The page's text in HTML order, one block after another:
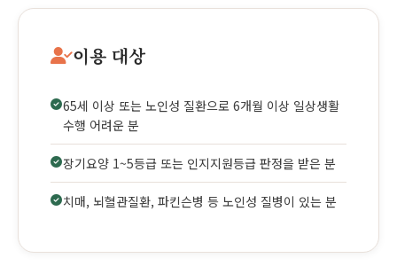
이용 대상
65세 이상 또는 노인성 질환으로 6개월 이상 일상생활
수행 어려운 분
장기요양 1~5등급 또는 인지지원등급 판정을 받은 분
치매, 뇌혈관질환, 파킨슨병 등 노인성 질병이 있는 분